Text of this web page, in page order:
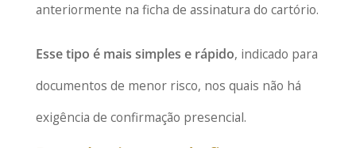
anteriormente na ficha de assinatura do cartório.
Esse tipo é mais simples e rápido, indicado para
documentos de menor risco, nos quais não há
exigência de confirmação presencial.